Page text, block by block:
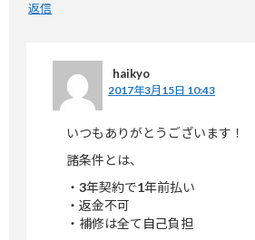
返信
haikyo
2017年3月15日 10:43
いつもありがとうございます！
諸条件とは、
・3年契約で1年前払い
・返金不可
・補修は全て自己負担